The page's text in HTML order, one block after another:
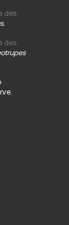
des
des